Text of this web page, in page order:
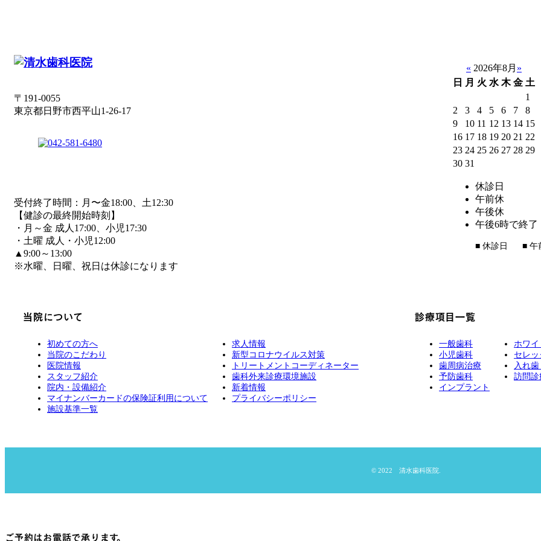
〒191-0055
東京都日野市西平山1-26-17
受付終了時間：月〜金18:00、土12:30
【健診の最終開始時刻】
・月～金 成人17:00、小児17:30
・土曜 成人・小児12:00
▲9:00～13:00
※水曜、日曜、祝日は休診になります
« 2026年8月 »
日
月 火 水 木 金 土
1
2
3 4 5 6 7
8
9
10 11 12 13 14 15
16 17 18 19 20 21 22
23 24 25 26 27 28 29
30 31
休診日
午前休
午後休
午後6時で終了
■ 休診日 ■ 午
当院について
初めての方へ
当院のこだわり
医院情報
スタッフ紹介
院内・設備紹介
マイナンバーカードの保険証利用について
施設基準一覧
求人情報
新型コロナウイルス対策
トリートメントコーディネーター
歯科外来診療環境施設
新着情報
プライバシーポリシー
診療項目一覧
一般歯科
小児歯科
歯周病治療
予防歯科
インプラント
ホワ
セレッ
入れ歯
訪問診
© 2022 清水歯科医院.
ご予約はお電話で承ります。